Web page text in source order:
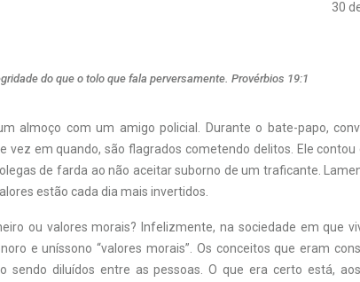
30
do que o tolo que fala perversamente. Provérbios 19:1
almoço com um amigo policial. Durante o bate­-papo,
vez em quando, são flagrados cometendo delitos. Ele contou
de farda ao não aceitar suborno de um traficante.
estão cada dia mais invertidos.
ou valores morais? Infelizmente, na sociedade em que
e uníssono “valores morais”. Os conceitos que eram
sendo diluídos entre as pessoas. O que era certo está,